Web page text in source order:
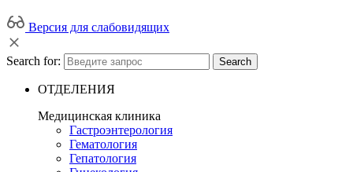
Версия для слабовидящих
Search for: Search
ОТДЕЛЕНИЯ
Медицинская клиника
Гастроэнтерология
Гематология
Гепатология